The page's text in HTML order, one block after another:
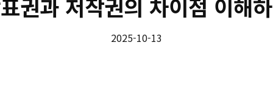
권과 저작권의 차이점 이해
2025-10-13